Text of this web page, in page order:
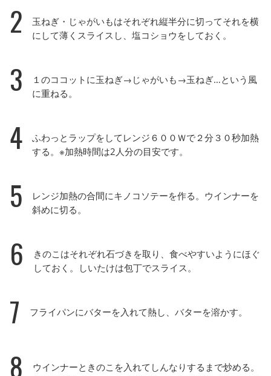
2
玉ねぎ・じゃがいもはそれぞれ縦半分に切ってそれを横
にして薄くスライスし、塩コショウをしておく。
3
１のココットに玉ねぎ→じゃがいも→玉ねぎ…という風
に重ねる。
4
ふわっとラップをしてレンジ６００Ｗで２分３０秒加熱
する。※加熱時間は2人分の目安です。
5
レンジ加熱の合間にキノコソテーを作る。ウインナーを
斜めに切る。
6
きのこはそれぞれ石づきを取り、食べやすいようにほぐ
しておく。しいたけは包丁でスライス。
7 フライパンにバターを入れて熱し、バターを溶かす。
8
ウインナーときのこを入れてしんなりするまで炒める。